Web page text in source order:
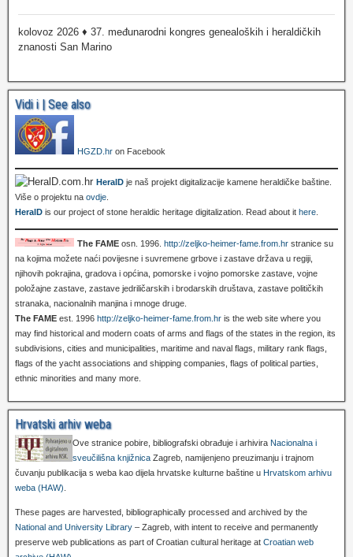
kolovoz 2026 ♦ 37. međunarodni kongres genealoških i heraldičkih
znanosti San Marino
Vidi i | See also
HGZD.hr on Facebook
HeralD je naš projekt digitalizacije kamene heraldičke baštine.
Više o projektu na ovdje.
HeralD is our project of stone heraldic heritage digitalization. Read about it here.
The FAME osn. 1996. http://zeljko-heimer-fame.from.hr stranice su
na kojima možete naći povijesne i suvremene grbove i zastave država u regiji,
njihovih pokrajina, gradova i općina, pomorske i vojno pomorske zastave, vojne
položajne zastave, zastave jedriličarskih i brodarskih društava, zastave političkih
stranaka, nacionalnih manjina i mnoge druge.
The FAME est. 1996 http://zeljko-heimer-fame.from.hr is the web site where you
may find historical and modern coats of arms and flags of the states in the region, its
subdivisions, cities and municipalities, maritime and naval flags, military rank flags,
flags of the yacht associations and shipping companies, flags of political parties,
ethnic minorities and many more.
Hrvatski arhiv weba
Ove stranice pobire, bibliografski obrađuje i arhivira Nacionalna i
sveučilišna knjižnica Zagreb, namijenjeno preuzimanju i trajnom
čuvanju publikacija s weba kao dijela hrvatske kulturne baštine u Hrvatskom arhivu
weba (HAW)
These pages are harvested, bibliographically processed and archived by the
National and University Library – Zagreb, with intent to receive and permanently
preserve web publications as part of Croatian cultural heritage at Croatian web